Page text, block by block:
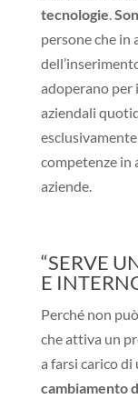
tecnologie.
persone che in
adoperano per
aziendali
competenze in
aziende.
“SERVE
E
Perché non
che attiva un
a farsi carico
cambiamento